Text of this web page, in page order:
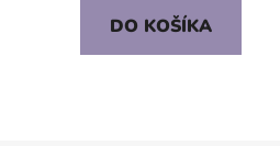
DO KOŠÍKA